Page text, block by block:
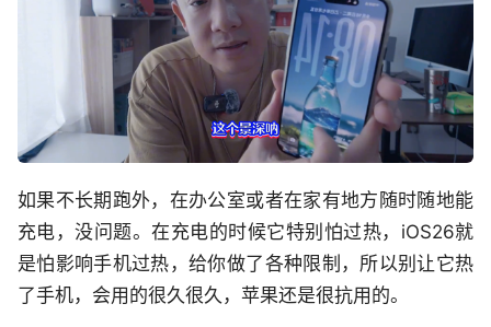
如果不长期跑外，在办公室或者在家有地方随时随地能
充电，没问题。在充电的时候它特别怕过热，iOS26就
是怕影响手机过热，给你做了各种限制，所以别让它热
了手机，会用的很久很久，苹果还是很抗用的。